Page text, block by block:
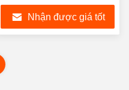
Hubbed Slip On Flange
cho các dịch vụ nước
Nhận được giá tốt